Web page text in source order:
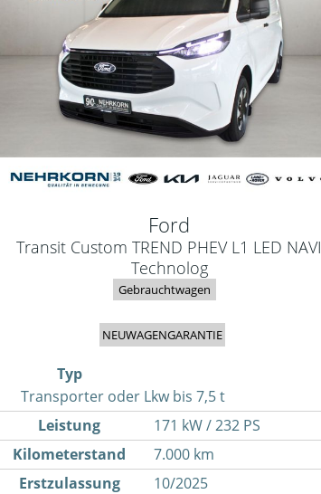
Ford
Transit Custom TREND PHEV L1 LED NAVI
Technolog
Gebrauchtwagen
NEUWAGENGARANTIE
Typ
Transporter oder Lkw bis 7,5 t
Leistung
171 kW / 232 PS
Kilometerstand
7.000 km
Erstzulassung
10/2025